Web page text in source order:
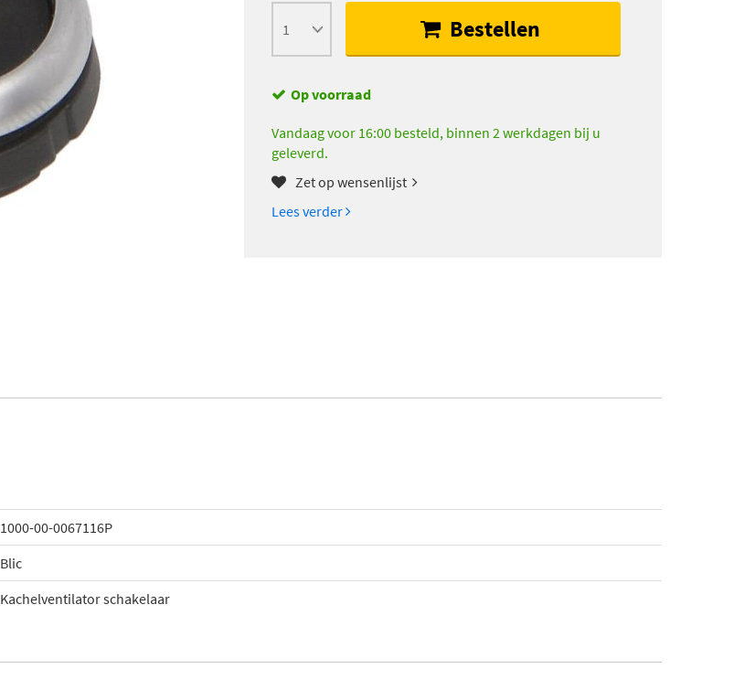
Bestellen
Op voorraad
Vandaag voor 16:00 besteld, binnen 2 werkdagen bij u
geleverd.
Zet op wensenlijst
Lees verder
1000-00-0067116P
Blic
Kachelventilator schakelaar